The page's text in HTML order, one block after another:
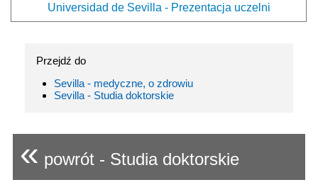
Universidad de Sevilla - Prezentacja uczelni
Przejdź do
Sevilla - medyczne, o zdrowiu
Sevilla - Studia doktorskie
« powrót - Studia doktorskie